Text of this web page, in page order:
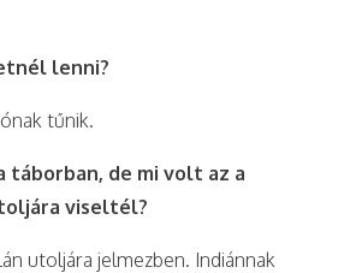
lenni?
tűnik.
de mi volt az a
viseltél?
utoljára jelmezben. Indiánnak